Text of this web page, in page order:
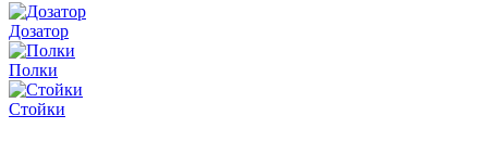
Дозатор
Полки
Стойки